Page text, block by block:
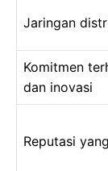
Jaringan
Komitmen
dan inovasi
Reputasi